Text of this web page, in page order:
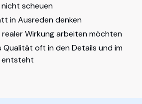
scheuen
in Ausreden denken
Wirkung arbeiten möchten
Qualität oft in den Details und im
entsteht